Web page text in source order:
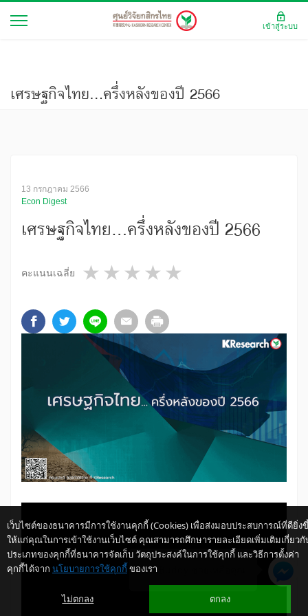
เศรษฐกิจไทย...ครึ่งหลังของปี 2566
13 กรกฎาคม 2566
Econ Digest
เศรษฐกิจไทย...ครึ่งหลังของปี 2566
คะแนนเฉลี่ย 4 stars
3 stars
2 stars
1 star
เว็บไซต์ของธนาคารมีการใช้งานคุกกี้ (Cookies) เพื่อส่งมอบประสบการณ์ที่ดียิ่ง
ให้แก่คุณในการเข้าใช้งานเว็บไซต์ คุณสามารถศึกษารายละเอียดเพิ่มเติมเกี่ยวกั
ประเภทของคุกกี้ที่ธนาคารจัดเก็บ วัตถุประสงค์ในการใช้คุกกี้ และวิธีการตั้งค่า
คุกกี้ได้จาก นโยบายการใช้คุกกี้ ของเรา
ไม่ตกลง ตกลง
เข้าสู่ระบบ
ให้ K-Buddy ช่วยเหลือคุณ